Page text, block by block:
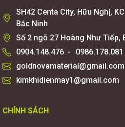
SH42 Centa City, Hữu Nghị,
Bắc Ninh
Số 2 ngõ 27 Hoàng Như Tiếp,
0904.148.476 -
0986.178.081
goldnovamaterial@gmail.com
kimkhidienmay1@gmail.com
CHÍNH SÁCH